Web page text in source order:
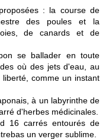
: la course de
des poules et la
de canards et de
se ballader en toute
où des jets d'eau, au
comme un instant
à un labyrinthe de
d'herbes médicinales.
16 carrés entourés de
un verger sublime.